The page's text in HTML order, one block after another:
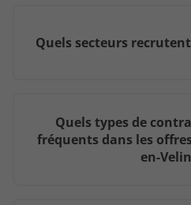
Quels secteurs
Quels types de
fréquents dans les
en-